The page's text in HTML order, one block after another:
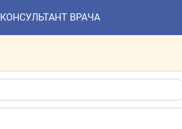
КОНСУЛЬТАНТ ВРАЧА